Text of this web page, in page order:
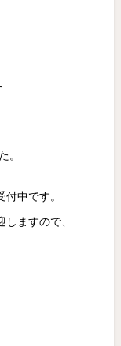
。
中です。
ますので、